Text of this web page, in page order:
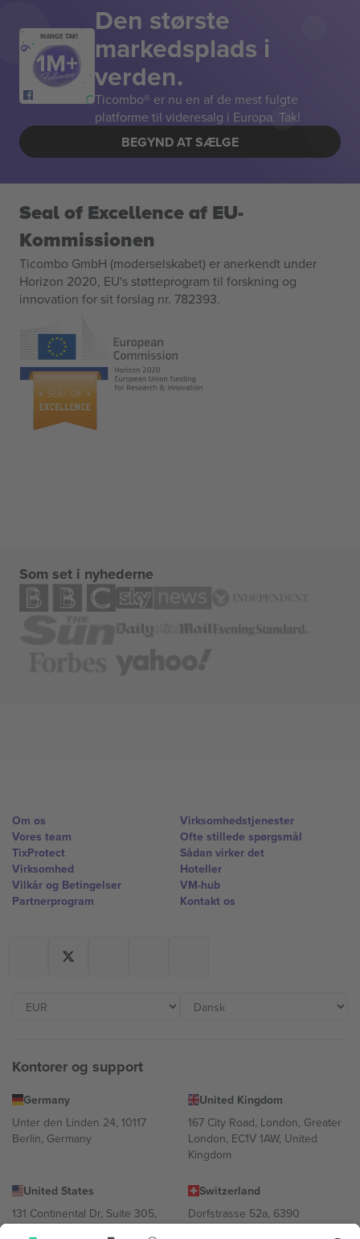
MANGE TAK! Den største
markedsplads i
verden.
Ticombo® er nu en af de mest fulgte
platforme til videresalg i Europa. Tak!
BEGYND AT SÆLGE
Seal of Excellence af EU-
Kommissionen
Ticombo GmbH (moderselskabet) er anerkendt under
Horizon 2020, EU's støtteprogram til forskning og
innovation for sit forslag nr. 782393.
Som set i nyhederne
Om os
Vores team
TixProtect
Virksomhed
Vilkår og Betingelser
Partnerprogram
Virksomhedstjenester
Ofte stillede spørgsmål
Sådan virker det
Hoteller
VM-hub
Kontakt os
Kontorer og support
Germany
Unter den Linden 24, 10117
Berlin, Germany
United Kingdom
167 City Road, London, Greater
London, EC1V 1AW, United
Kingdom
United States
131 Continental Dr, Suite 305,
Switzerland
Dorfstrasse 52a, 6390